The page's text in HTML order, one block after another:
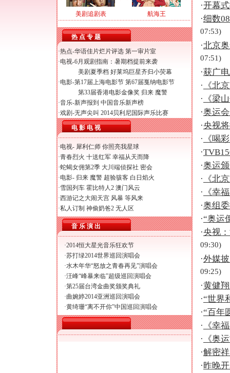
美剧追剧表 航海王
热 点 专 题
·热点-华语佳片烂片评选 第一审片室
·电视-6月观剧指南：暑期档提前来袭
美剧夏季档 好莱坞巨星齐归小荧幕
·电影-第17届上海电影节 第67届戛纳电影节
第33届香港电影金像奖 归来 魔警
·音乐-新声报到 中国音乐新声榜
·戏剧-无声尖叫 2014贝利尼国际声乐比赛
电 影 电 视
·电视- 犀利仁师 你照亮我星球
·青春烈火 十送红军 幸福从天而降
·蛇蝎女佣第2季 大川端侦探社 密会
·电影- 归来 魔警 超验骇客 白日焰火
·雪国列车 霍比特人2 澳门风云
·西游记之大闹天宫 风暴 等风来
·私人订制 神偷奶爸2 无人区
音 乐 演 出
·2014恒大星光音乐狂欢节
·苏打绿2014世界巡回演唱会
·水木年华“怒放之青春再见”演唱会
·汪峰“峰暴来临”超级巡回演唱会
·第25届台湾金曲奖颁奖典礼
·曲婉婷2014亚洲巡回演唱会
·黄绮珊“离不开你”中国巡回演唱会
·开幕
·细数
07:53)
·北京
07:51)
·获广
· 《北
· 《梁
·奥运
·央视
· 《喝
·
·奥运
· 《北
· 《幸
·奥组
·“奥运
·央视
09:30)
·外媒
09:25)
·黄健
·“世界
·“百年
· 《幸
· 《奥
·解密
·昨晚